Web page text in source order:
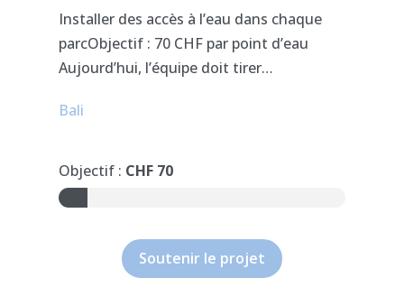
Installer des accès à l’eau dans chaque
parcObjectif : 70 CHF par point d’eau
Aujourd’hui, l’équipe doit tirer…
Bali
Objectif : CHF 70
Soutenir le projet